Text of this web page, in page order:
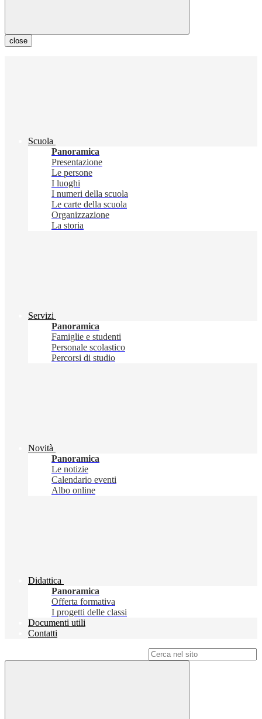
close
Scuola
Panoramica
Presentazione
Le persone
I luoghi
I numeri della scuola
Le carte della scuola
Organizzazione
La storia
Servizi
Panoramica
Famiglie e studenti
Personale scolastico
Percorsi di studio
Novità
Panoramica
Le notizie
Calendario eventi
Albo online
Didattica
Panoramica
Offerta formativa
I progetti delle classi
Documenti utili
Contatti